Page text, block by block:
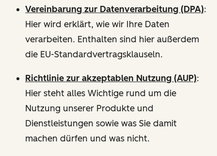
Vereinbarung zur Datenverarbeitung (DPA):
Hier wird erklärt, wie wir Ihre Daten
verarbeiten. Enthalten sind hier außerdem
die EU-Standardvertragsklauseln.
Richtlinie zur akzeptablen Nutzung (AUP):
Hier steht alles Wichtige rund um die
Nutzung unserer Produkte und
Dienstleistungen sowie was Sie damit
machen dürfen und was nicht.